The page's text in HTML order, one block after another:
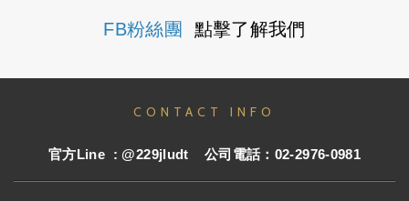
FB粉絲團 點擊了解我們
CONTACT INFO
官方Line : @229jludt 公司電話：02-2976-0981